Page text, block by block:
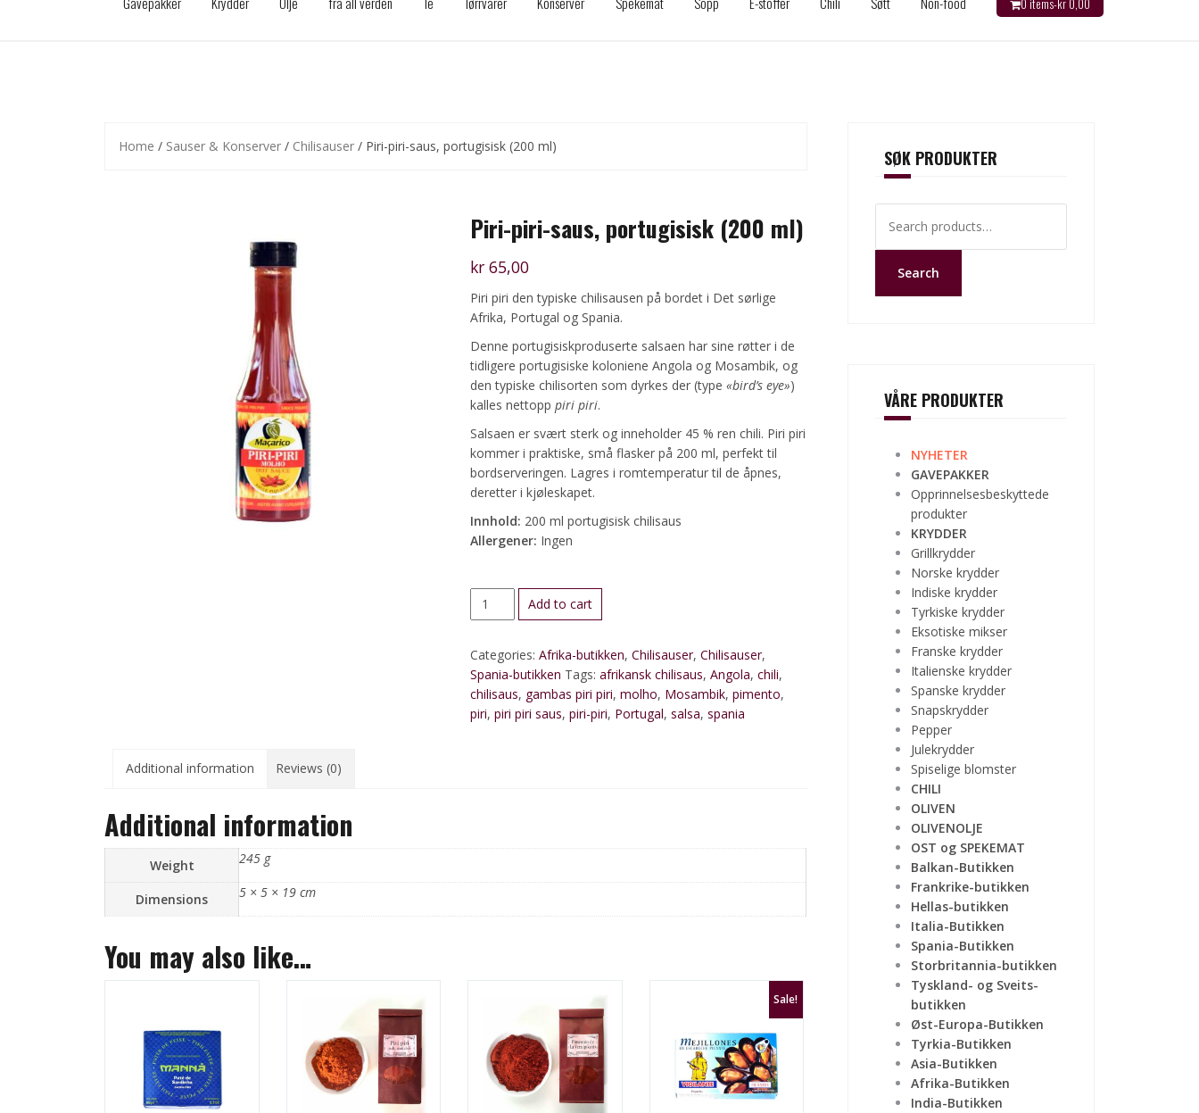
0 items-kr0,00
Home / Sauser & Konserver / Chilisauser / Piri-piri-saus, portugisisk (200 ml)
Piri-piri-saus, portugisisk (200 ml)
kr65,00
Piri piri den typiske chilisausen på bordet i Det sørlige
Afrika, Portugal og Spania.
Denne portugisiskproduserte salsaen har sine røtter i de
tidligere portugisiske koloniene Angola og Mosambik, og
den typiske chilisorten som dyrkes der (type «bird’s eye»)
kalles nettopp piri piri.
Salsaen er svært sterk og inneholder 45 % ren chili. Piri piri
kommer i praktiske, små flasker på 200 ml, perfekt til
bordserveringen. Lagres i romtemperatur til de åpnes,
deretter i kjøleskapet.
Innhold: 200 ml portugisisk chilisaus
Allergener: Ingen
Piri-
piri-
portugisisk
(200
ml)
quantity
Add to cart
Categories: Afrika-butikken, Chilisauser, Chilisauser,
Spania-butikken Tags: afrikansk chilisaus, Angola, chili,
chilisaus, gambas piri piri, molho, Mosambik, pimento,
piri, piri piri saus, piri-piri, Portugal, salsa, spania
Additional information Reviews (0)
Additional information
Weight 245 g
Dimensions 5 × 5 × 19 cm
You may also like…
Sale!
SØK PRODUKTER
for:
Search
VÅRE PRODUKTER
NYHETER
GAVEPAKKER
Opprinnelsesbeskyttede
produkter
KRYDDER
Grillkrydder
Norske krydder
Indiske krydder
Tyrkiske krydder
Eksotiske mikser
Franske krydder
Italienske krydder
Spanske krydder
Snapskrydder
Pepper
Julekrydder
Spiselige blomster
CHILI
OLIVEN
OLIVENOLJE
OST og SPEKEMAT
Balkan-Butikken
Frankrike-butikken
Hellas-butikken
Italia-Butikken
Spania-Butikken
Storbritannia-butikken
Tyskland- og Sveits-
butikken
Øst-Europa-Butikken
Tyrkia-Butikken
Asia-Butikken
Afrika-Butikken
India-Butikken